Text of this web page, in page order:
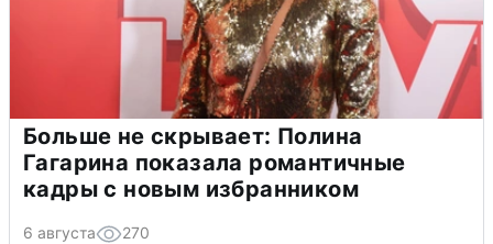
Больше не скрывает: Полина
Гагарина показала романтичные
кадры с новым избранником
6 августа 270